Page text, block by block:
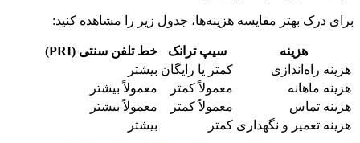
برای درک بهتر مقایسه هزینه‌ها، جدول زیر را مشاهده کنید:
هزینه سیپ ترانک
خط تلفن سنتی (PRI)
هزینه راه‌اندازی
کمتر یا رایگان بیشتر
هزینه ماهانه
معمولاً کمتر
معمولاً بیشتر
هزینه تماس
معمولاً کمتر
معمولاً بیشتر
هزینه تعمیر و نگهداری کمتر بیشتر